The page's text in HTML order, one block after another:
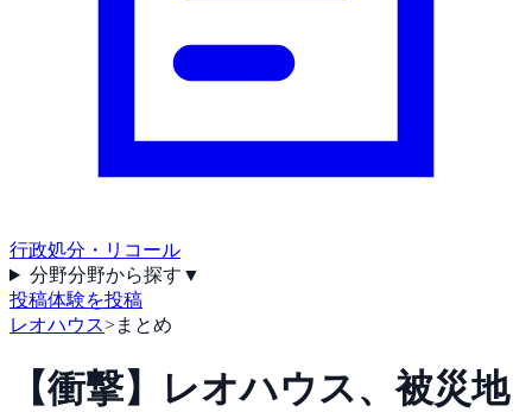
行政処分・リコール
分野分野から探す ▼
投稿体験を投稿
レオハウス>まとめ
【衝撃】レオハウス、被災地